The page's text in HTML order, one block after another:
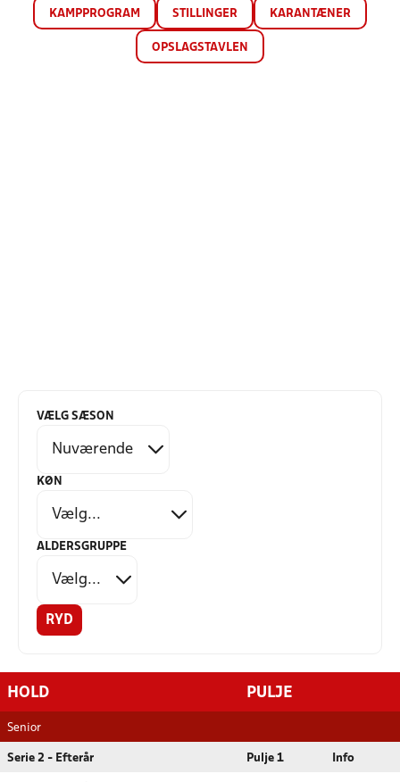
KAMPPROGRAM STILLINGER KARANTÆNER
OPSLAGSTAVLEN
VÆLG SÆSON
KØN
ALDERSGRUPPE
RYD
HOLD PULJE
Senior
Serie 2 - Efterår Pulje 1 Info